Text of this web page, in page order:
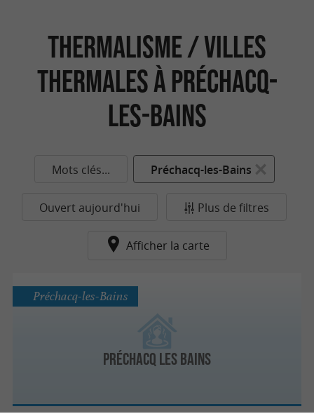
Thermalisme / Villes
Thermales à Préchacq-
les-Bains
Mots clés... Préchacq-les-Bains
Ouvert aujourd'hui Plus de filtres
Afficher la carte
Préchacq Les Bains
Préchacq-les-Bains